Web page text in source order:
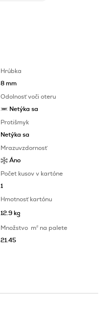
Hrúbka
8 mm
Odolnosť voči oteru
Netýka sa
Protišmyk
Netýka sa
Mrazuvzdornosť
Áno
Počet kusov v kartóne
1
Hmotnosť kartónu
12.9 kg
Množstvom2 na palete
21.45